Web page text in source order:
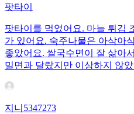
팟타이
팟타이를 먹었어요. 마늘 튀김
가 있어요. 숙주나물은 아삭아
좋았어요. 쌀국수면이 잘 삶아
밀면과 달랐지만 이상하지 않
지니5347273